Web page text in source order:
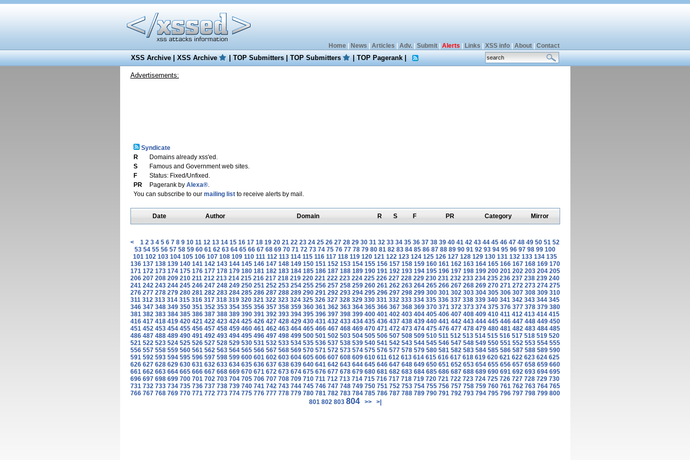
Home| News Articles Adv.| Submit| Alerts Links XSS info| About| Contact
XSS Archive|XSS Archive |TOP Submitters|TOP Submitters |TOP Pagerank|
Advertisements:
Syndicate
R
Domains already xss'ed.
S
Famous and Government web sites.
F
Status: Fixed/Unfixed.
PR
Pagerank by Alexa®.
You can subscribe to our mailing listto receive alerts by mail.
Date Author Domain R S F PR Category Mirror
< 1 2 3 4 5 6 7 8 9 10 11 12 13 14 15 16 17 18 19 20 21 22 23 24 25 26 27 28 29 30 31 32 33 34 35 36 37 38 39 40 41 42 43 44 45 46 47 48 49 50 51 52
53 54 55 56 57 58 59 60 61 62 63 64 65 66 67 68 69 70 71 72 73 74 75 76 77 78 79 80 81 82 83 84 85 86 87 88 89 90 91 92 93 94 95 96 97 98 99 100
101 102 103 104 105 106 107 108 109 110 111 112 113 114 115 116 117 118 119 120 121 122 123 124 125 126 127 128 129 130 131 132 133 134 135
136 137 138 139 140 141 142 143 144 145 146 147 148 149 150 151 152 153 154 155 156 157 158 159 160 161 162 163 164 165 166 167 168 169 170
171 172 173 174 175 176 177 178 179 180 181 182 183 184 185 186 187 188 189 190 191 192 193 194 195 196 197 198 199 200 201 202 203 204 205
206 207 208 209 210 211 212 213 214 215 216 217 218 219 220 221 222 223 224 225 226 227 228 229 230 231 232 233 234 235 236 237 238 239 240
241 242 243 244 245 246 247 248 249 250 251 252 253 254 255 256 257 258 259 260 261 262 263 264 265 266 267 268 269 270 271 272 273 274 275
276 277 278 279 280 281 282 283 284 285 286 287 288 289 290 291 292 293 294 295 296 297 298 299 300 301 302 303 304 305 306 307 308 309 310
311 312 313 314 315 316 317 318 319 320 321 322 323 324 325 326 327 328 329 330 331 332 333 334 335 336 337 338 339 340 341 342 343 344 345
346 347 348 349 350 351 352 353 354 355 356 357 358 359 360 361 362 363 364 365 366 367 368 369 370 371 372 373 374 375 376 377 378 379 380
381 382 383 384 385 386 387 388 389 390 391 392 393 394 395 396 397 398 399 400 401 402 403 404 405 406 407 408 409 410 411 412 413 414 415
416 417 418 419 420 421 422 423 424 425 426 427 428 429 430 431 432 433 434 435 436 437 438 439 440 441 442 443 444 445 446 447 448 449 450
451 452 453 454 455 456 457 458 459 460 461 462 463 464 465 466 467 468 469 470 471 472 473 474 475 476 477 478 479 480 481 482 483 484 485
486 487 488 489 490 491 492 493 494 495 496 497 498 499 500 501 502 503 504 505 506 507 508 509 510 511 512 513 514 515 516 517 518 519 520
521 522 523 524 525 526 527 528 529 530 531 532 533 534 535 536 537 538 539 540 541 542 543 544 545 546 547 548 549 550 551 552 553 554 555
556 557 558 559 560 561 562 563 564 565 566 567 568 569 570 571 572 573 574 575 576 577 578 579 580 581 582 583 584 585 586 587 588 589 590
591 592 593 594 595 596 597 598 599 600 601 602 603 604 605 606 607 608 609 610 611 612 613 614 615 616 617 618 619 620 621 622 623 624 625
626 627 628 629 630 631 632 633 634 635 636 637 638 639 640 641 642 643 644 645 646 647 648 649 650 651 652 653 654 655 656 657 658 659 660
661 662 663 664 665 666 667 668 669 670 671 672 673 674 675 676 677 678 679 680 681 682 683 684 685 686 687 688 689 690 691 692 693 694 695
696 697 698 699 700 701 702 703 704 705 706 707 708 709 710 711 712 713 714 715 716 717 718 719 720 721 722 723 724 725 726 727 728 729 730
731 732 733 734 735 736 737 738 739 740 741 742 743 744 745 746 747 748 749 750 751 752 753 754 755 756 757 758 759 760 761 762 763 764 765
766 767 768 769 770 771 772 773 774 775 776 777 778 779 780 781 782 783 784 785 786 787 788 789 790 791 792 793 794 795 796 797 798 799 800
801 802 803 804 >> >|